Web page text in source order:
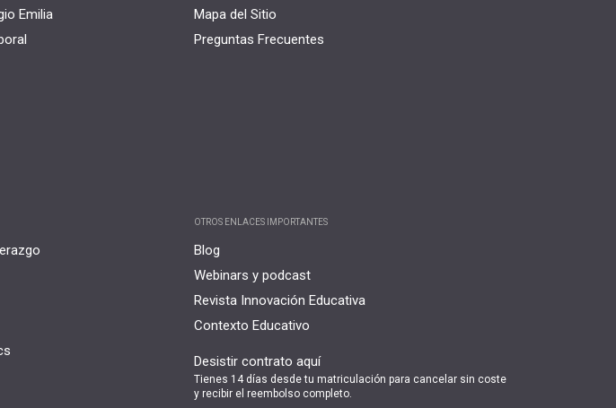
Emilia
Mapa del Sitio
Preguntas Frecuentes
OTROS ENLACES IMPORTANTES
Blog
Webinars y podcast
Revista Innovación Educativa
Contexto Educativo
Desistir contrato aquí
Tienes 14 días desde tu matriculación para cancelar sin coste
y recibir el reembolso completo.